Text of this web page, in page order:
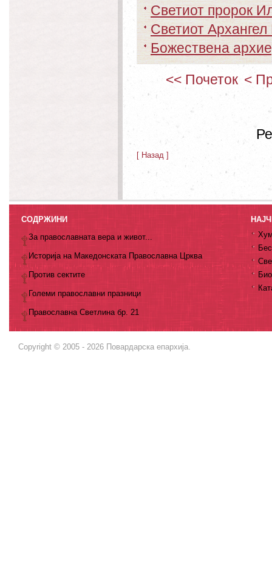
Светиот пророк
Светиот Архангел
Божествена
<< Почеток <
[ Назад ]
СОДРЖИНИ
За православната вера и живот...
Историја на Македонската Православна Црква
Против сектите
Големи православни празници
Православна Светлина бр. 21
Copyright © 2005 - 2026 Повардарска епархија.